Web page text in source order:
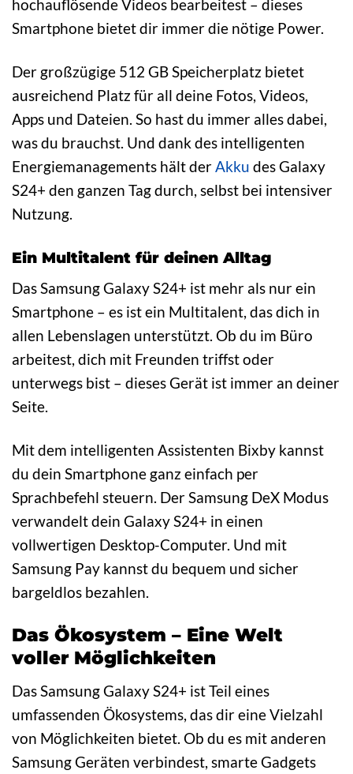
hochauflösende Videos bearbeitest – dieses
Smartphone bietet dir immer die nötige Power.
Der großzügige 512 GB Speicherplatz bietet
ausreichend Platz für all deine Fotos, Videos,
Apps und Dateien. So hast du immer alles dabei,
was du brauchst. Und dank des intelligenten
Energiemanagements hält derAkku des Galaxy
S24+ den ganzen Tag durch, selbst bei intensiver
Nutzung.
Ein Multitalent für deinen Alltag
Das Samsung Galaxy S24+ ist mehr als nur ein
Smartphone – es ist ein Multitalent, das dich in
allen Lebenslagen unterstützt. Ob du im Büro
arbeitest, dich mit Freunden triffst oder
unterwegs bist – dieses Gerät ist immer an deiner
Seite.
Mit dem intelligenten Assistenten Bixby kannst
du dein Smartphone ganz einfach per
Sprachbefehl steuern. Der Samsung DeX Modus
verwandelt dein Galaxy S24+ in einen
vollwertigen Desktop-Computer. Und mit
Samsung Pay kannst du bequem und sicher
bargeldlos bezahlen.
Das Ökosystem – Eine Welt
voller Möglichkeiten
Das Samsung Galaxy S24+ ist Teil eines
umfassenden Ökosystems, das dir eine Vielzahl
von Möglichkeiten bietet. Ob du es mit anderen
Samsung Geräten verbindest, smarte Gadgets